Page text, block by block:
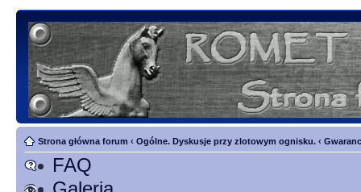
Strona główna forum ‹ Ogólne. Dyskusje przy zlotowym ognisku. ‹
FAQ